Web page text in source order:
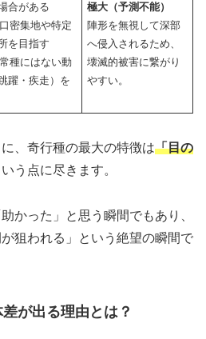
合がある
密集地や特定
を目指す
種にはない動
躍・疾走）を
極大（予測不能）
陣形を無視して深部
へ侵入されるため、
壊滅的被害に繋がり
やすい。
、奇行種の最大の特徴は「目の
いう点に尽きます。
かった」と思う瞬間でもあり、
狙われる」という絶望の瞬間で
が出る理由とは？